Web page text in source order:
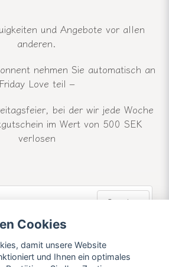
und Angebote vor allen
anderen.
nehmen Sie automatisch an
Friday Love teil –
bei der wir jede Woche
im Wert von 500 SEK
verlosen
Senden
unseres Newsletters und
über unsere Neuigkeiten und
Angebote.
Cookies
damit unsere Website
und Ihnen ein optimales